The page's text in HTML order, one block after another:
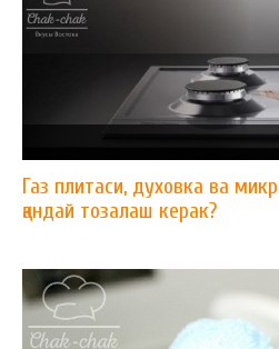
Газ плитаси, духовка ва
қандай тозалаш керак?